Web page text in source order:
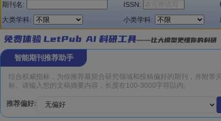
期刊名: ISSN:
大类学科:
小类学科:
智能期刊推荐助手
推荐偏好: